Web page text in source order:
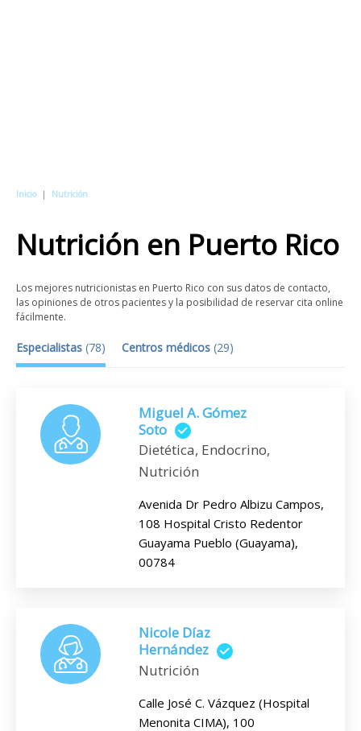
Inicio | Nutrición
Nutrición en Puerto Rico
Los mejores nutricionistas en Puerto Rico con sus datos de contacto,
las opiniones de otros pacientes y la posibilidad de reservar cita online
fácilmente.
Especialistas (78) Centros médicos (29)
Miguel A. Gómez
Soto
Dietética, Endocrino,
Nutrición
Avenida Dr Pedro Albizu Campos,
108 Hospital Cristo Redentor
Guayama Pueblo (Guayama),
00784
Nicole Díaz
Hernández
Nutrición
Calle José C. Vázquez (Hospital
Menonita CIMA), 100